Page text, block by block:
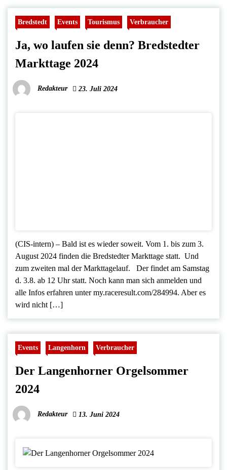
Bredstedt Events Tourismus Verbraucher
Ja, wo laufen sie denn? Bredstedter
Markttage 2024
Redakteur 23. Juli 2024
(CIS-intern) – Bald ist es wieder soweit. Vom 1. bis zum 3.
August 2024 finden die Bredstedter Markttage statt. Und
zum zweiten mal der Markttagelauf. Der findet am Samstag
d. 3.8. ab 12 Uhr statt. Noch kann man sich anmelden und
alle Infos erfahren unter my.raceresult.com/284994. Aber es
wird nicht […]
Events Langenhorn Verbraucher
Der Langenhorner Orgelsommer
2024
Redakteur 13. Juni 2024